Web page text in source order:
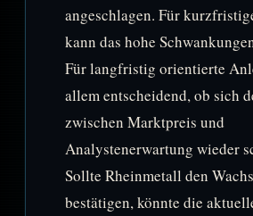
angeschlagen. Für
kann das hohe
Für langfristig orientierte
allem entscheidend, ob sich
zwischen Marktpreis und
Analystenerwartung wieder
Sollte Rheinmetall den
bestätigen, könnte die